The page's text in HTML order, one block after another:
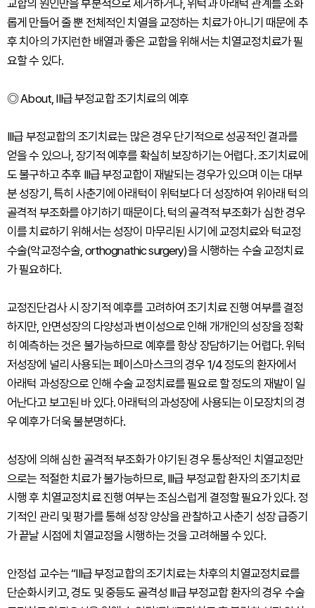
교합의 원인만을 부분적으로 제거하거나, 위턱과 아래턱 관계를 조화
롭게 만들어 줄 뿐 전체적인 치열을 교정하는 치료가 아니기 때문에 추
후 치아의 가지런한 배열과 좋은 교합을 위해서는 치열교정치료가 필
요할 수 있다.
◎About, III급 부정교합 조기치료의 예후
III급 부정교합의 조기치료는 많은 경우 단기적으로 성공적인 결과를
얻을 수 있으나, 장기적 예후를 확실히 보장하기는 어렵다. 조기치료에
도 불구하고 추후 III급 부정교합이 재발되는 경우가 있으며 이는 대부
분 성장기, 특히 사춘기에 아래턱이 위턱보다 더 성장하여 위아래 턱의
골격적 부조화를 야기하기 때문이다. 턱의 골격적 부조화가 심한 경우
이를 치료하기 위해서는 성장이 마무리된 시기에 교정치료와 턱교정
수술(악교정수술, orthognathic surgery)을 시행하는 수술 교정치료
가 필요하다.
교정진단검사 시 장기적 예후를 고려하여 조기치료 진행 여부를 결정
하지만, 안면성장의 다양성과 변이성으로 인해 개개인의 성장을 정확
히 예측하는 것은 불가능하므로 예후를 항상 장담하기는 어렵다. 위턱
저성장에 널리 사용되는 페이스마스크의 경우 1/4 정도의 환자에서
아래턱 과성장으로 인해 수술 교정치료를 필요로 할 정도의 재발이 일
어난다고 보고된 바 있다. 아래턱의 과성장에 사용되는 이모장치의 경
우 예후가 더욱 불분명하다.
성장에 의해 심한 골격적 부조화가 야기된 경우 통상적인 치열교정만
으로는 적절한 치료가 불가능하므로, III급 부정교합 환자의 조기치료
시행 후 치열교정치료 진행 여부는 조심스럽게 결정할 필요가 있다. 정
기적인 관리 및 평가를 통해 성장 양상을 관찰하고 사춘기 성장 급증기
가 끝날 시점에 치열교정을 시행하는 것을 고려해볼 수 있다.
안정섭 교수는 “III급 부정교합의 조기치료는 차후의 치열교정치료를
단순화시키고, 경도 및 중등도 골격성 III급 부정교합 환자의 경우 수술